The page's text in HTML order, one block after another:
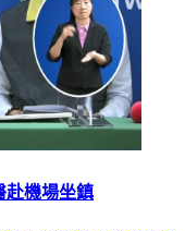
機場坐鎮